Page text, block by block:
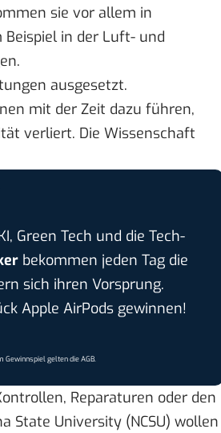
sie vor allem in
in der Luft- und
ausgesetzt.
mit der Zeit dazu führen,
verliert. Die Wissenschaft
Green Tech und die Tech-
bekommen jeden Tag die
sich ihren Vorsprung.
Apple AirPods gewinnen!
Gewinnspiel gelten dieAGB.
Reparaturen oder den
State University (NCSU) wollen